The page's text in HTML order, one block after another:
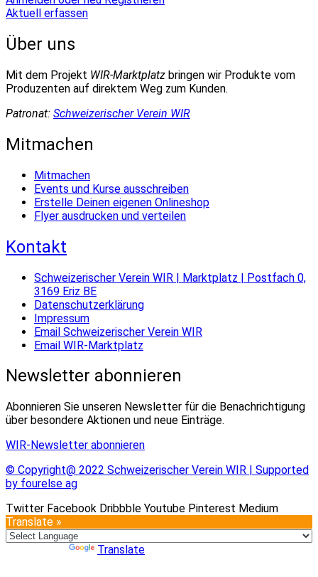
Aktuell erfassen
Über uns
Mit dem Projekt WIR-Marktplatz bringen wir Produkte vom
Produzenten auf direktem Weg zum Kunden.
Patronat: Schweizerischer Verein WIR
Mitmachen
Mitmachen
Events und Kurse ausschreiben
Erstelle Deinen eigenen Onlineshop
Flyer ausdrucken und verteilen
Kontakt
Schweizerischer Verein WIR | Marktplatz | Postfach 0,
3169 Eriz BE
Datenschutzerklärung
Impressum
Email Schweizerischer Verein WIR
Email WIR-Marktplatz
Newsletter abonnieren
Abonnieren Sie unseren Newsletter für die Benachrichtigung
über besondere Aktionen und neue Einträge.
WIR-Newsletter abonnieren
© Copyright@ 2022 Schweizerischer Verein WIR | Supported
by fourelse ag
Twitter Facebook Dribbble Youtube Pinterest Medium
Translate »
Translate